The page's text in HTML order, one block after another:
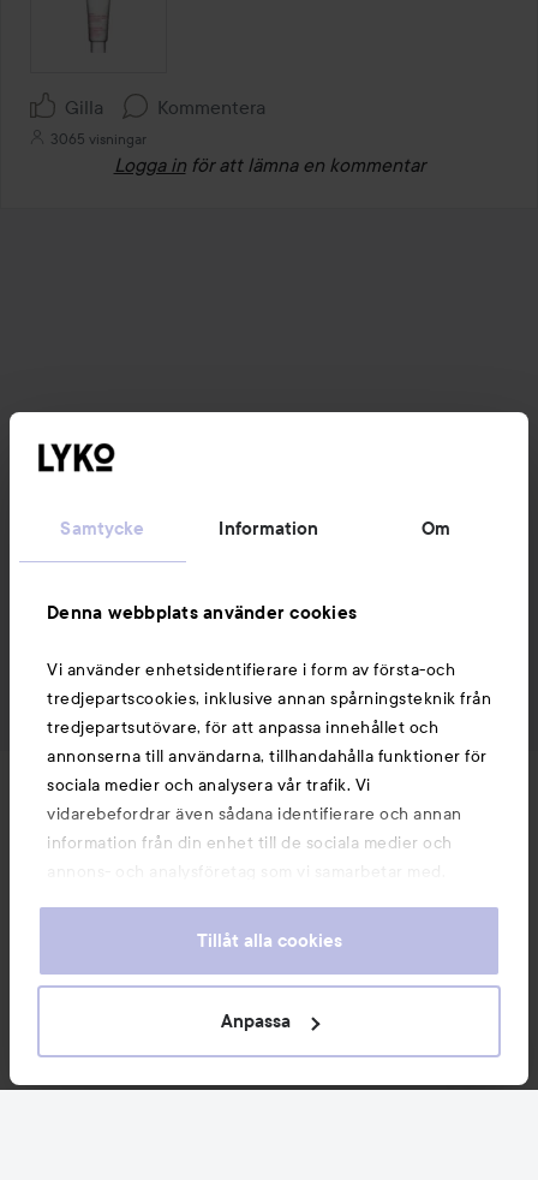
Samtycke Information Om
Denna webbplats använder cookies
Vi använder enhetsidentifierare i form av första-och
tredjepartscookies, inklusive annan spårningsteknik från
tredjepartsutövare, för att anpassa innehållet och
annonserna till användarna, tillhandahålla funktioner för
sociala medier och analysera vår trafik. Vi
vidarebefordrar även sådana identifierare och annan
information från din enhet till de sociala medier och
annons- och analysföretag som vi samarbetar med.
information som du har tillhandahållit eller som de har
våra cookies vid fortsatt användande av vår webbplats.
För information om hur du kan ändra inställningarna för
Tillåt alla cookies
Anpassa
Gilla Kommentera
3065 visningar
Logga in för att lämna en kommentar
Nyheter och erbjudanden